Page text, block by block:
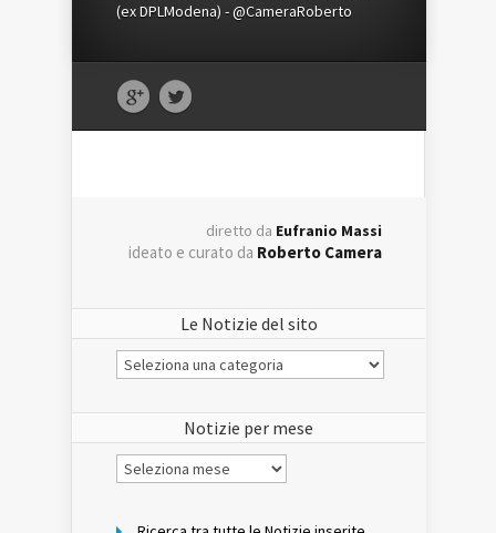
(ex DPLModena) - @CameraRoberto
diretto da Eufranio Massi
ideato e curato da Roberto Camera
Le Notizie del sito
Le
Notizie
Notizie per mese
Notizie
per